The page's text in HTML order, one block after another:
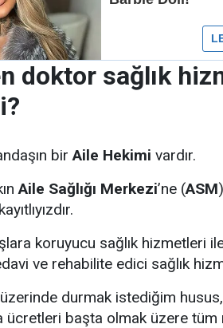
doktor sağlık
birAile Hekimi vardır.
Aile Sağlığı Merkezi’ne (ASM
koruyucu sağlık hizmetleri
ve rehabilite edici sağlık
üzerinde durmak istediğim
ücretleri başta olmak üzere tüm